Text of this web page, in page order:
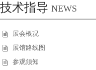
技术指导 NEWS
展会概况
展馆路线图
参观须知